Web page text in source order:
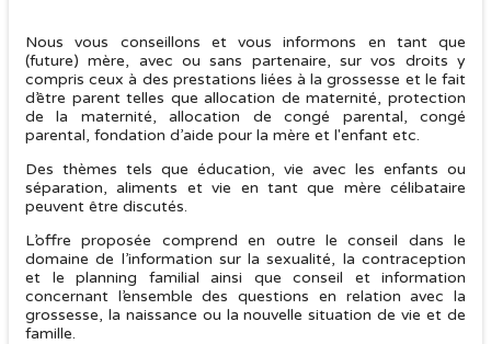
Nous vous conseillons et vous informons en tant que
(future) mère, avec ou sans partenaire, sur vos droits y
compris ceux à des prestations liées à la grossesse et le fait
d’être parent telles que allocation de maternité, protection
de la maternité, allocation de congé parental, congé
parental, fondation d’aide pour la mère et l'enfant etc.
Des thèmes tels que éducation, vie avec les enfants ou
séparation, aliments et vie en tant que mère célibataire
peuvent être discutés.
L’offre proposée comprend en outre le conseil dans le
domaine de l’information sur la sexualité, la contraception
et le planning familial ainsi que conseil et information
concernant l’ensemble des questions en relation avec la
grossesse, la naissance ou la nouvelle situation de vie et de
famille.